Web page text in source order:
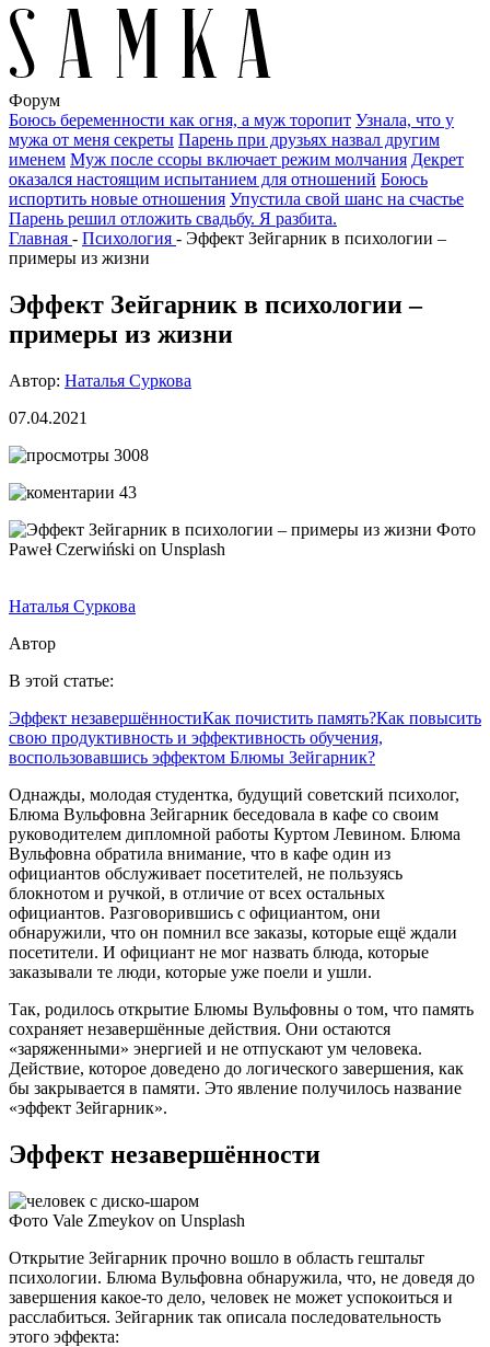
Форум
Боюсь беременности как огня, а муж торопит Узнала, что у
мужа от меня секреты Парень при друзьях назвал другим
именем Муж после ссоры включает режим молчания Декрет
оказался настоящим испытанием для отношений Боюсь
испортить новые отношения Упустила свой шанс на счастье
Парень решил отложить свадьбу. Я разбита.
Главная - Психология - Эффект Зейгарник в психологии –
примеры из жизни
Эффект Зейгарник в психологии –
примеры из жизни
Автор: Наталья Суркова
07.04.2021
3008
43
Фото
Paweł Czerwiński on Unsplash
Наталья Суркова
Автор
В этой статье:
Эффект незавершённостиКак почистить память?Как повысить
свою продуктивность и эффективность обучения,
воспользовавшись эффектом Блюмы Зейгарник?
Однажды, молодая студентка, будущий советский психолог,
Блюма Вульфовна Зейгарник беседовала в кафе со своим
руководителем дипломной работы Куртом Левином. Блюма
Вульфовна обратила внимание, что в кафе один из
официантов обслуживает посетителей, не пользуясь
блокнотом и ручкой, в отличие от всех остальных
официантов. Разговорившись с официантом, они
обнаружили, что он помнил все заказы, которые ещё ждали
посетители. И официант не мог назвать блюда, которые
заказывали те люди, которые уже поели и ушли.
Так, родилось открытие Блюмы Вульфовны о том, что память
сохраняет незавершённые действия. Они остаются
«заряженными» энергией и не отпускают ум человека.
Действие, которое доведено до логического завершения, как
бы закрывается в памяти. Это явление получилось название
«эффект Зейгарник».
Эффект незавершённости
Фото Vale Zmeykov on Unsplash
Открытие Зейгарник прочно вошло в область гештальт
психологии. Блюма Вульфовна обнаружила, что, не доведя до
завершения какое-то дело, человек не может успокоиться и
расслабиться. Зейгарник так описала последовательность
этого эффекта: